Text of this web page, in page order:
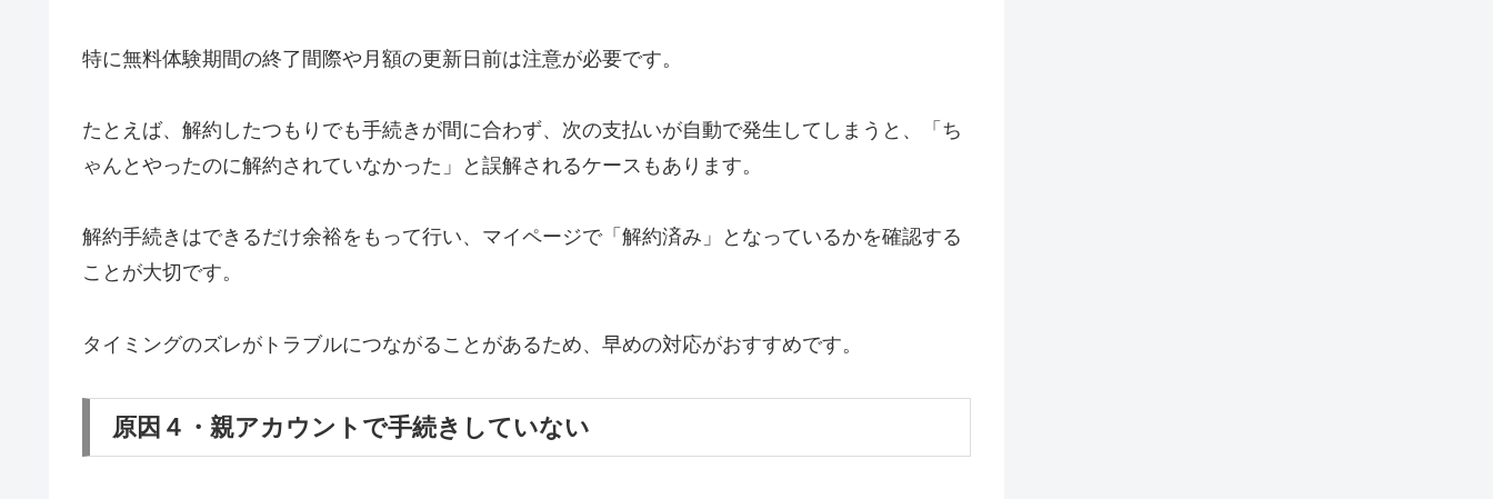
特に無料体験期間の終了間際や月額の更新日前は注意が必要です。
たとえば、解約したつもりでも手続きが間に合わず、次の支払いが自動で発生してしまうと、「ち
ゃんとやったのに解約されていなかった」と誤解されるケースもあります。
解約手続きはできるだけ余裕をもって行い、マイページで「解約済み」となっているかを確認する
ことが大切です。
タイミングのズレがトラブルにつながることがあるため、早めの対応がおすすめです。
原因４・親アカウントで手続きしていない